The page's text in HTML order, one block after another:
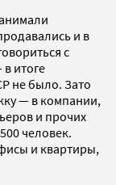
и в
с
итоге
не было. Зато
— в компании,
и прочих
человек.
и квартиры,